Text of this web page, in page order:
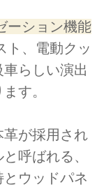
ーション機能
ト、電動クッ
らしい演出
す。
革が採用され
呼ばれる、
ウッドパネ